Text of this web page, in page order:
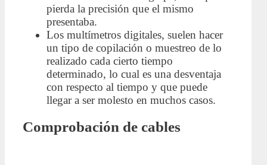
pierda la precisión que el mismo
presentaba.
Los multímetros digitales, suelen hacer
un tipo de copilación o muestreo de lo
realizado cada cierto tiempo
determinado, lo cual es una desventaja
con respecto al tiempo y que puede
llegar a ser molesto en muchos casos.
Comprobación de cables